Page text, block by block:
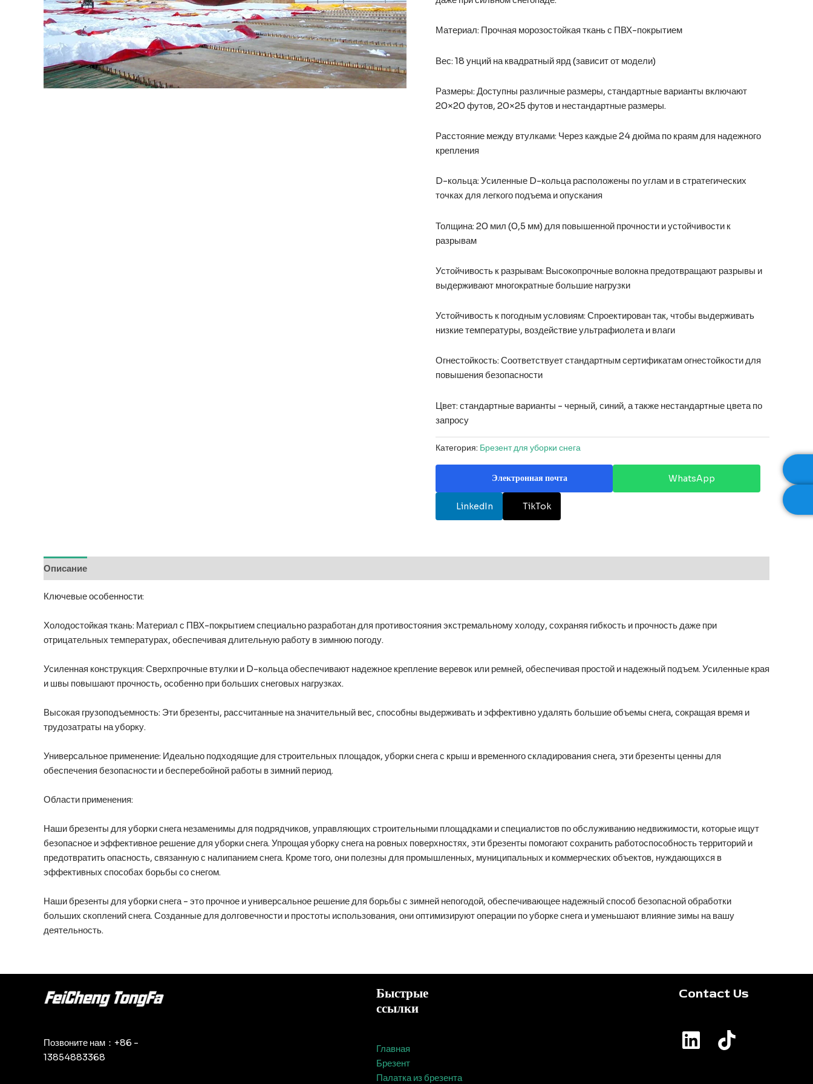
Материал: Прочная морозостойкая ткань с ПВХ-покрытием
Вес: 18 унций на квадратный ярд (зависит от модели)
Размеры: Доступны различные размеры, стандартные варианты включают
20×20 футов, 20×25 футов и нестандартные размеры.
Расстояние между втулками: Через каждые 24 дюйма по краям для надежного
крепления
D-кольца: Усиленные D-кольца расположены по углам и в стратегических
точках для легкого подъема и опускания
Толщина: 20 мил (0,5 мм) для повышенной прочности и устойчивости к
разрывам
Устойчивость к разрывам: Высокопрочные волокна предотвращают разрывы и
выдерживают многократные большие нагрузки
Устойчивость к погодным условиям: Спроектирован так, чтобы выдерживать
низкие температуры, воздействие ультрафиолета и влаги
Огнестойкость: Соответствует стандартным сертификатам огнестойкости для
повышения безопасности
Цвет: стандартные варианты - черный, синий, а также нестандартные цвета по
запросу
Категория: Брезент для уборки снега
Электронная почта WhatsApp
LinkedIn TikTok
Описание
Ключевые особенности:
Холодостойкая ткань: Материал с ПВХ-покрытием специально разработан для противостояния экстремальному холоду, сохраняя гибкость и прочность даже при
отрицательных температурах, обеспечивая длительную работу в зимнюю погоду.
Усиленная конструкция: Сверхпрочные втулки и D-кольца обеспечивают надежное крепление веревок или ремней, обеспечивая простой и надежный подъем. Усиленные края
и швы повышают прочность, особенно при больших снеговых нагрузках.
Высокая грузоподъемность: Эти брезенты, рассчитанные на значительный вес, способны выдерживать и эффективно удалять большие объемы снега, сокращая время и
трудозатраты на уборку.
Универсальное применение: Идеально подходящие для строительных площадок, уборки снега с крыш и временного складирования снега, эти брезенты ценны для
обеспечения безопасности и бесперебойной работы в зимний период.
Области применения:
Наши брезенты для уборки снега незаменимы для подрядчиков, управляющих строительными площадками и специалистов по обслуживанию недвижимости, которые ищут
безопасное и эффективное решение для уборки снега. Упрощая уборку снега на ровных поверхностях, эти брезенты помогают сохранить работоспособность территорий и
предотвратить опасность, связанную с налипанием снега. Кроме того, они полезны для промышленных, муниципальных и коммерческих объектов, нуждающихся в
эффективных способах борьбы со снегом.
Наши брезенты для уборки снега - это прочное и универсальное решение для борьбы с зимней непогодой, обеспечивающее надежный способ безопасной обработки
больших скоплений снега. Созданные для долговечности и простоты использования, они оптимизируют операции по уборке снега и уменьшают влияние зимы на вашу
деятельность.
Позвоните нам：+86 -
13854883368
Быстрые
ссылки
Главная
Брезент
Палатка из брезента
Contact Us